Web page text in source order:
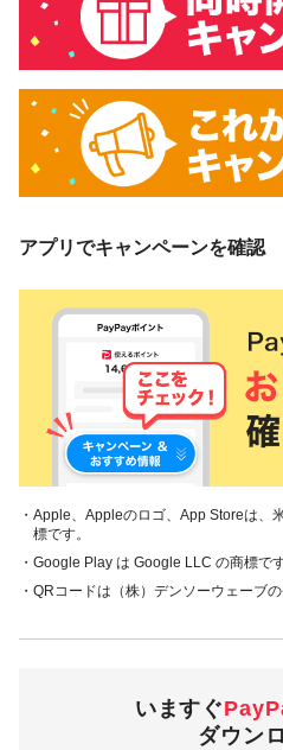
アプリでキャンペーンを確認
・Apple、Appleのロゴ、App Storeは、
標です。
・Google Play は Google LLC の商標です
・QRコードは（株）デンソーウェーブの
いますぐ
ダウン